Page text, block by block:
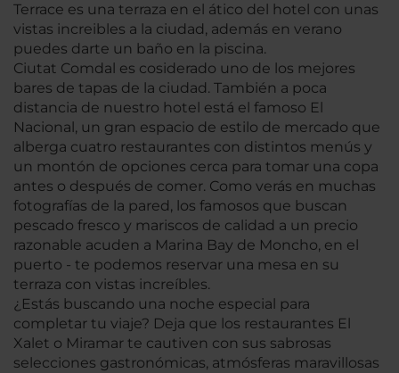
Terrace es una terraza en el ático del hotel con unas
vistas increibles a la ciudad, además en verano
puedes darte un baño en la piscina.
Ciutat Comdal es cosiderado uno de los mejores
bares de tapas de la ciudad. También a poca
distancia de nuestro hotel está el famoso El
Nacional, un gran espacio de estilo de mercado que
alberga cuatro restaurantes con distintos menús y
un montón de opciones cerca para tomar una copa
antes o después de comer. Como verás en muchas
fotografías de la pared, los famosos que buscan
pescado fresco y mariscos de calidad a un precio
razonable acuden a Marina Bay de Moncho, en el
puerto - te podemos reservar una mesa en su
terraza con vistas increíbles.
¿Estás buscando una noche especial para
completar tu viaje? Deja que los restaurantes El
Xalet o Miramar te cautiven con sus sabrosas
selecciones gastronómicas, atmósferas maravillosas